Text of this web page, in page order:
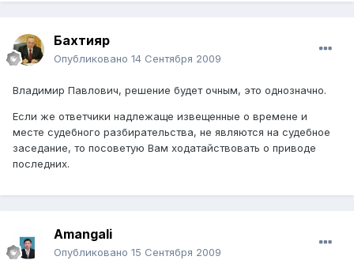
Бахтияр
Опубликовано 14 Сентября 2009
Владимир Павлович, решение будет очным, это однозначно.
Если же ответчики надлежаще извещенные о времене и
месте судебного разбирательства, не являются на судебное
заседание, то посоветую Вам ходатайствовать о приводе
последних.
Amangali
Опубликовано 15 Сентября 2009